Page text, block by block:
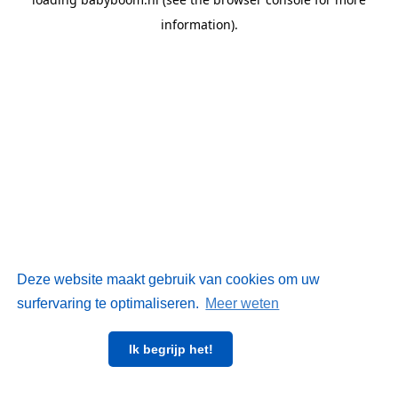
Deze website maakt gebruik van cookies om uw
surfervaring te optimaliseren. Meer weten
Ik begrijp het!
information).